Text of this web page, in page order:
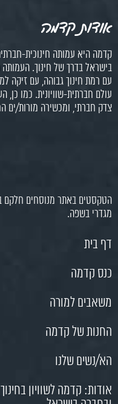
אודות קדמה
קדמה היא עמותה חינוכית-
בישראל בדרך של חינוך.
עם רמת חינוך גבוהה, עם זיקה
עולם חברתית-שוויונית. כמו
צדק חברתי, ומכשירה מורות/ים
הטקסטים באתר מנוסחים חלקם
מגדרי בשפה.
דף בית
כנס קדמה
משאבים למורה
החנות של קדמה
הא/נשים שלנו
אודות: קדמה לשוויון בחינוך